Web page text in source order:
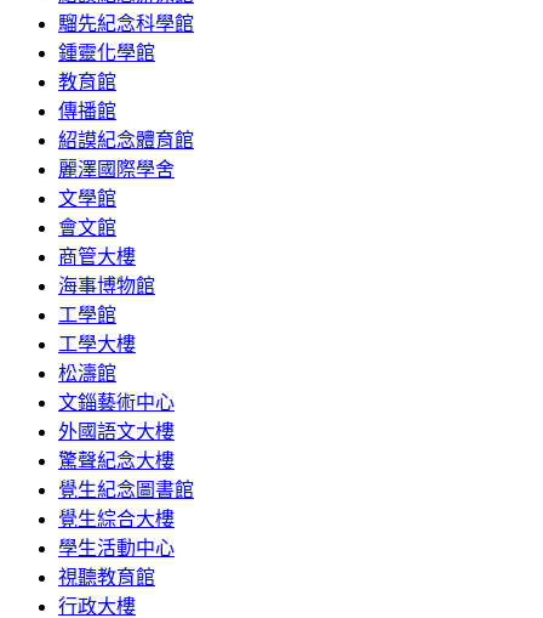
騮先紀念科學館
鍾靈化學館
教育館
傳播館
紹謨紀念體育館
麗澤國際學舍
文學館
會文館
商管大樓
海事博物館
工學館
工學大樓
松濤館
文錙藝術中心
外國語文大樓
驚聲紀念大樓
覺生紀念圖書館
覺生綜合大樓
學生活動中心
視聽教育館
行政大樓